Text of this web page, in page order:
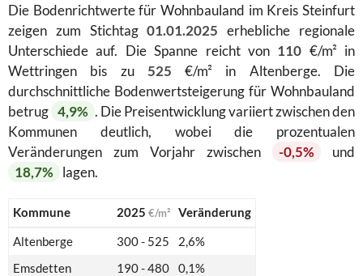
Die Bodenrichtwerte für Wohnbauland im Kreis Steinfurt
zeigen zum Stichtag01.01.2025 erhebliche regionale
Unterschiede auf. Die Spanne reicht von 110 €/m² in
Wettringen bis zu 525 €/m² in Altenberge. Die
durchschnittliche Bodenwertsteigerung für Wohnbauland
betrug 4,9% . Die Preisentwicklung variiert zwischen den
Kommunen deutlich, wobei die prozentualen
Veränderungen zum Vorjahr zwischen
-0,5%
und
18,7%
lagen.
Kommune 2025 €/m²
Veränderung
Altenberge
300 - 525
2,6%
Emsdetten
190 - 480
0,1%